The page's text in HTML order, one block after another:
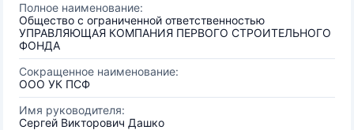
Полное наименование:
Общество с ограниченной ответственностью
УПРАВЛЯЮЩАЯ КОМПАНИЯ ПЕРВОГО СТРОИТЕЛЬНОГО
ФОНДА
Сокращенное наименование:
ООО УК ПСФ
Имя руководителя:
Сергей Викторович Дашко